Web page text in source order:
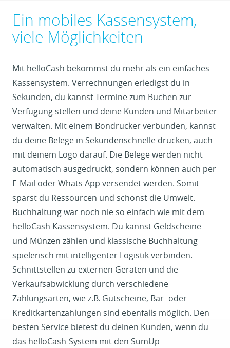
Ein mobiles Kassensystem,
viele Möglichkeiten
Mit helloCash bekommst du mehr als ein einfaches
Kassensystem. Verrechnungen erledigst du in
Sekunden, du kannst Termine zum Buchen zur
Verfügung stellen und deine Kunden und Mitarbeiter
verwalten. Mit einem Bondrucker verbunden, kannst
du deine Belege in Sekundenschnelle drucken, auch
mit deinem Logo darauf. Die Belege werden nicht
automatisch ausgedruckt, sondern können auch per
E-Mail oder Whats App versendet werden. Somit
sparst du Ressourcen und schonst die Umwelt.
Buchhaltung war noch nie so einfach wie mit dem
helloCash Kassensystem. Du kannst Geldscheine
und Münzen zählen und klassische Buchhaltung
spielerisch mit intelligenter Logistik verbinden.
Schnittstellen zu externen Geräten und die
Verkaufsabwicklung durch verschiedene
Zahlungsarten, wie z.B. Gutscheine, Bar- oder
Kreditkartenzahlungen sind ebenfalls möglich. Den
besten Service bietest du deinen Kunden, wenn du
das helloCash-System mit den SumUp